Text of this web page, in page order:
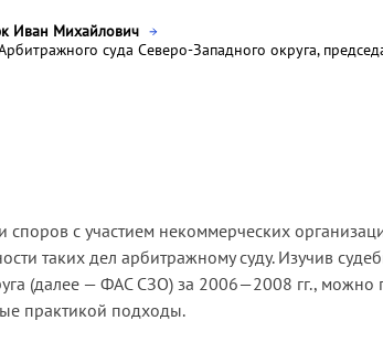
Иван Михайлович
суда Северо-Западного округа,
споров с участием некоммерческих
таких дел арбитражному суду. Изучив
(далее — ФАС СЗО) за 2006—2008 гг.,
практикой подходы.